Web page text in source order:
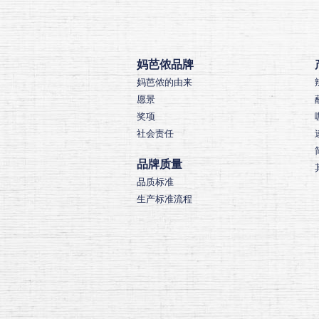
妈芭侬品牌
妈芭侬的由来
愿景
奖项
社会责任
品牌质量
品质标准
生产标准流程